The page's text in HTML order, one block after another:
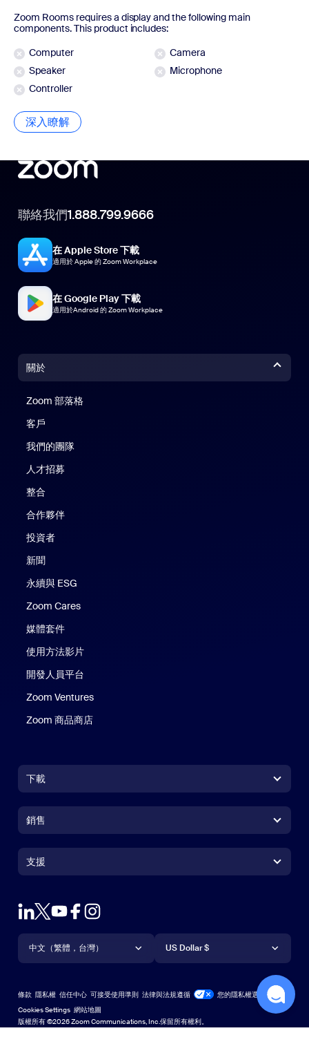
Zoom Rooms requires a display and the following main
components. This product includes:
Computer
Camera
Speaker
Microphone
Controller
深入瞭解 深入瞭解
聯絡我們1.888.799.9666
在 Apple Store 下載
適用於 Apple 的 Zoom Workplace
在 Google Play 下載
適用於Android 的 Zoom Workplace
關於
Zoom 部落格
客戶
我們的團隊
人才招募
整合
合作夥伴
投資者
新聞
永續與 ESG
Zoom Cares
媒體套件
使用方法影片
開發人員平台
Zoom Ventures
Zoom 商品商店
下載
Zoom Rooms 應用程式Zoom Rooms 應用程式
Zoom Rooms Controller
Outlook 外掛程式
Android 應用程式
Android 應用程式
銷售
聯絡銷售人員
申請示範
網路研討會和活動
Zoom 體驗中心Zoom 體驗中心
Zoom for StartupsZoom for Startups
支援
支援
帳戶
學習中心
技術內容資料庫技術內容資料庫
意見反應
語言
中文（繁體，台灣）
Español
貨幣
US Dollar $
版權所有 ©2026 Zoom Communications, Inc.保留所有權利。
條款 隱私權 信任中心 可接受使用準則 法律與法規遵循
您的隱私權選擇
Cookies Settings 網站地圖
網站地圖